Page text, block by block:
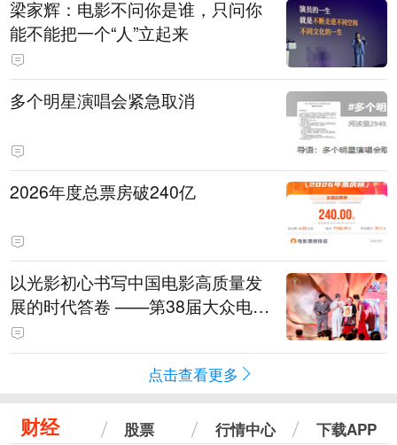
梁家辉：电影不问你是谁，只问你
能不能把一个“人”立起来
多个明星演唱会紧急取消
2026年度总票房破240亿
以光影初心书写中国电影高质量发
展的时代答卷 ——第38届大众电影
百花奖系列活动开幕晚会综述
点击查看更多
财经 股票 行情中心 下载APP